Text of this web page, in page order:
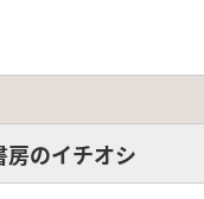
房のイチオシ